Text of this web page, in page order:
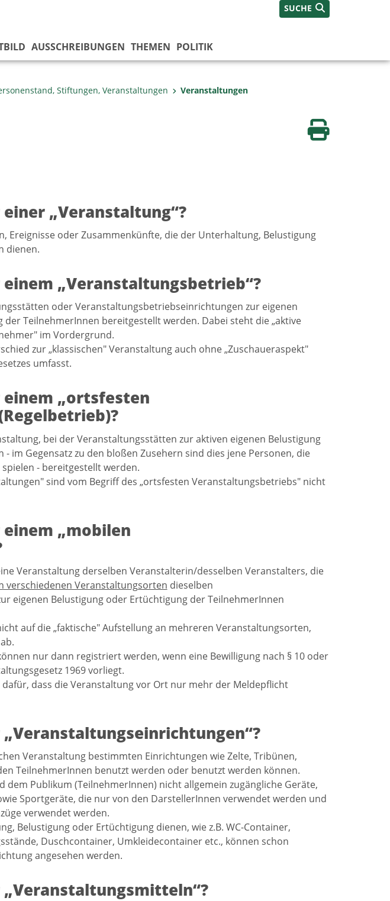
SUCHE
AUSSCHREIBUNGEN THEMEN POLITIK
Stiftungen, Veranstaltungen Veranstaltungen
Seite drucken
„Veranstaltung“?
Ereignisse oder Zusammenkünfte, die der Unterhaltung, Belustigung
dienen.
„Veranstaltungsbetrieb“?
oder Veranstaltungsbetriebseinrichtungen zur eigenen
TeilnehmerInnen bereitgestellt werden. Dabei steht die „aktive
im Vordergrund.
zur „klassischen" Veranstaltung auch ohne „Zuschaueraspekt"
umfasst.
„ortsfesten
bei der Veranstaltungsstätten zur aktiven eigenen Belustigung
im Gegensatz zu den bloßen Zusehern sind dies jene Personen, die
- bereitgestellt werden.
sind vom Begriff des „ortsfesten Veranstaltungsbetriebs" nicht
„mobilen
Veranstaltung derselben Veranstalterin/desselben Veranstalters, die
verschiedenen Veranstaltungsorten dieselben
eigenen Belustigung oder Ertüchtigung der TeilnehmerInnen
auf die „faktische" Aufstellung an mehreren Veranstaltungsorten,
nur dann registriert werden, wenn eine Bewilligung nach § 10 oder
1969 vorliegt.
dass die Veranstaltung vor Ort nur mehr der Meldepflicht
Veranstaltung bestimmten Einrichtungen wie Zelte, Tribünen,
TeilnehmerInnen benutzt werden oder benutzt werden können.
Publikum (TeilnehmerInnen) nicht allgemein zugängliche Geräte,
Sportgeräte, die nur von den DarstellerInnen verwendet werden und
verwendet werden.
Belustigung oder Ertüchtigung dienen, wie z.B. WC-Container,
Duschcontainer, Umkleidecontainer etc., können schon
angesehen werden.